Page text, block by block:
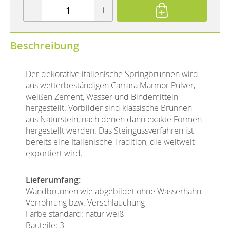
Beschreibung
Der dekorative italienische Springbrunnen wird
aus wetterbeständigen Carrara Marmor Pulver,
weißen Zement, Wasser und Bindemitteln
hergestellt. Vorbilder sind klassische Brunnen
aus Naturstein, nach denen dann exakte Formen
hergestellt werden. Das Steingussverfahren ist
bereits eine Italienische Tradition, die weltweit
exportiert wird.
Lieferumfang:
Wandbrunnen wie abgebildet ohne Wasserhahn
Verrohrung bzw. Verschlauchung
Farbe standard: natur weiß
Bauteile: 3